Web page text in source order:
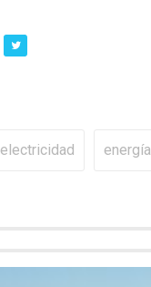
electricidad energía